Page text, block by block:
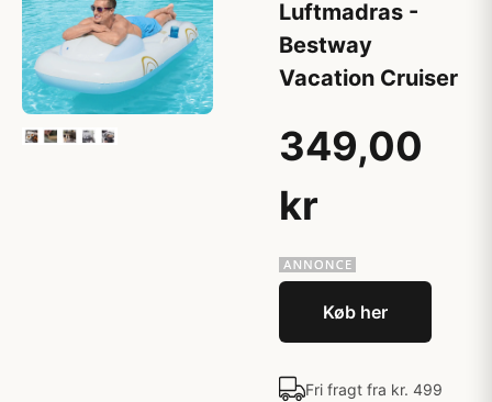
Luftmadras -
Bestway
Vacation Cruiser
349,00
kr
Køb her
Fri fragt fra kr. 499